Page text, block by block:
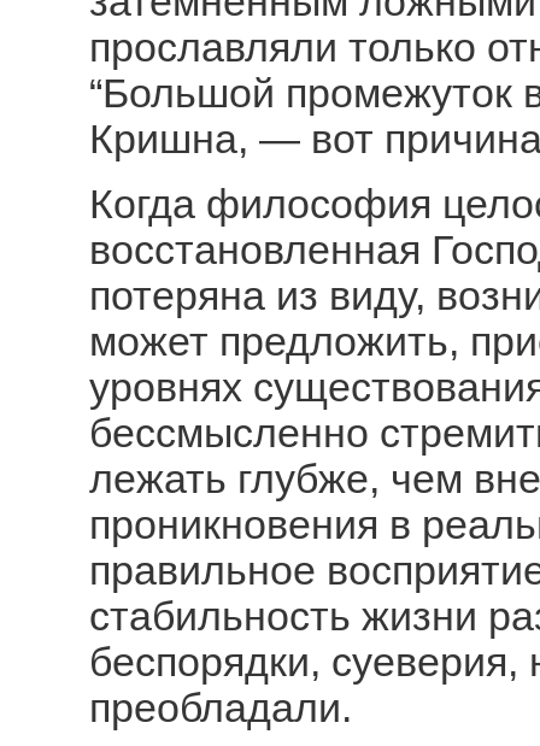
прославляли только
“Большой промежуток
Кришна, — вот причина
Когда философия
восстановленная
потеряна из виду,
может предложить,
уровнях
бессмысленно
лежать глубже, чем
проникновения в
правильное
стабильность жизни
беспорядки, суеверия,
преобладали.